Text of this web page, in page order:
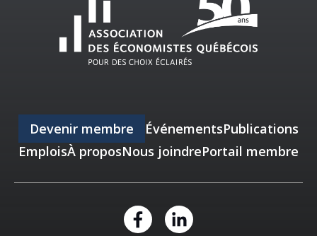
Devenir membre ÉvénementsPublications
EmploisÀ proposNous joindrePortail membre